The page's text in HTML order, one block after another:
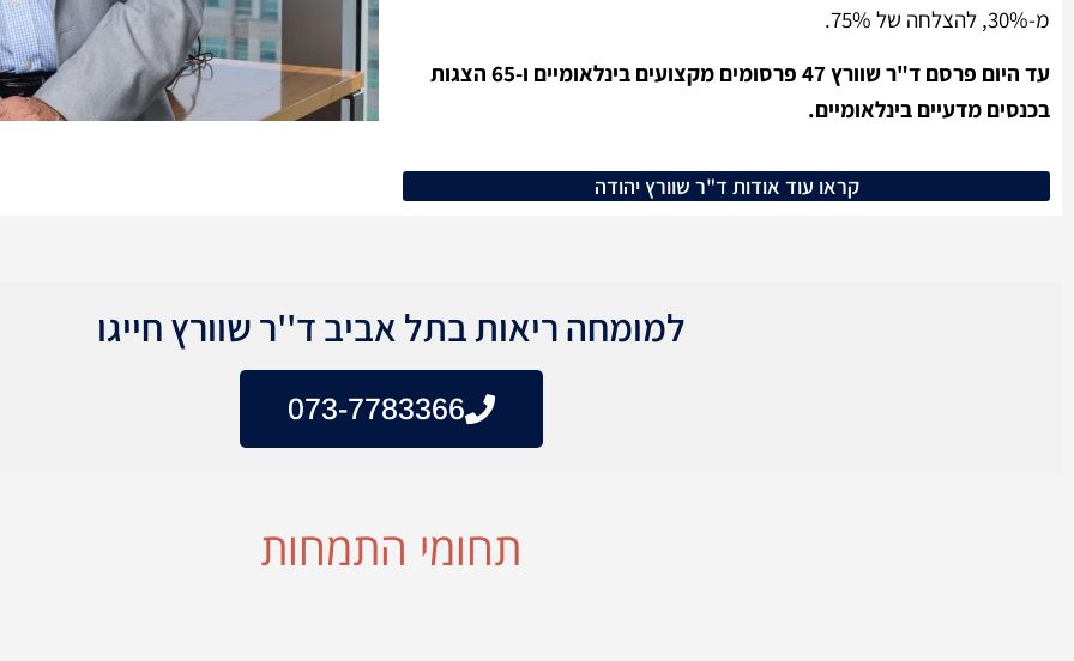
מ-30%, להצלחה של 75%.
עד היום פרסם ד"ר שוורץ 47 פרסומים מקצועים בינלאומיים ו-65 הצגות
בכנסים מדעיים בינלאומיים.
קראו עוד אודות ד"ר שוורץ יהודה
למומחה ריאות בתל אביב ד''ר שוורץ חייגו
073-7783366
תחומי התמחות